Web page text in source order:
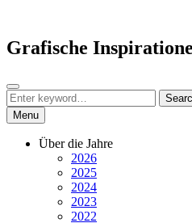
content
Grafische
Search
Search
for:Menu
Über die Jahre
2026
2025
2024
2023
2022